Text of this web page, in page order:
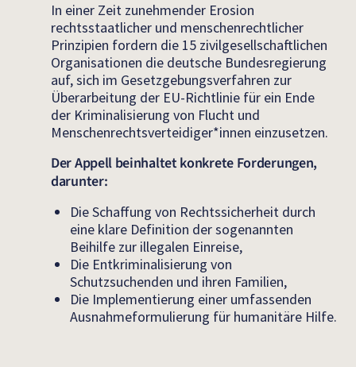
In einer Zeit zunehmender Erosion
rechtsstaatlicher und menschenrechtlicher
Prinzipien fordern die 15 zivilgesellschaftlichen
Organisationen die deutsche Bundesregierung
auf, sich im Gesetzgebungsverfahren zur
Überarbeitung der EU-Richtlinie für ein Ende
der Kriminalisierung von Flucht und
Menschenrechtsverteidiger*innen einzusetzen.
Der Appell beinhaltet konkrete Forderungen,
darunter:
Die Schaffung von Rechtssicherheit durch
eine klare Definition der sogenannten
Beihilfe zur illegalen Einreise,
Die Entkriminalisierung von
Schutzsuchenden und ihren Familien,
Die Implementierung einer umfassenden
Ausnahmeformulierung für humanitäre Hilfe.